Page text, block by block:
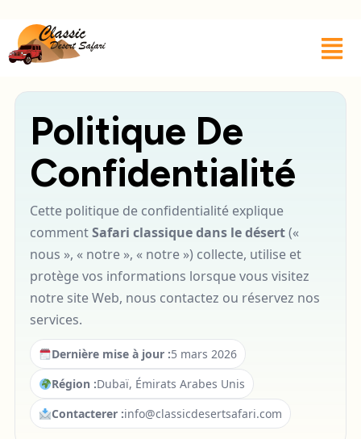
Politique De
Confidentialité
Cette politique de confidentialité explique
commentSafari classique dans le désert(«
nous », « notre », « notre ») collecte, utilise et
protège vos informations lorsque vous visitez
notre site Web, nous contactez ou réservez nos
services.
Dernière mise à jour :5 mars 2026
Région :Dubaï, Émirats Arabes Unis
Contacterer :info@classicdesertsafari.com